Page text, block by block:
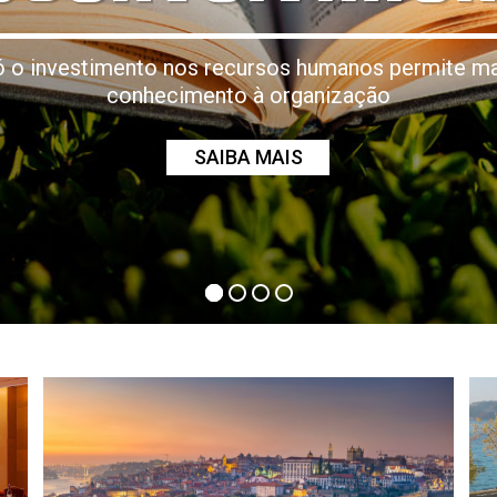
o investimento nos recursos humanos permite
conhecimento à organização
SAIBA MAIS